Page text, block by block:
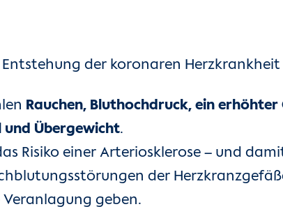
der koronaren
Rauchen, Bluthochdruck, ein
und Übergewicht.
Risiko einer Arteriosklerose – und
der
Veranlagung geben.